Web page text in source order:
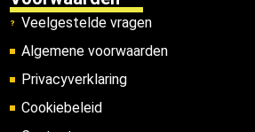
Veelgestelde vragen
Algemene voorwaarden
Privacyverklaring
Cookiebeleid